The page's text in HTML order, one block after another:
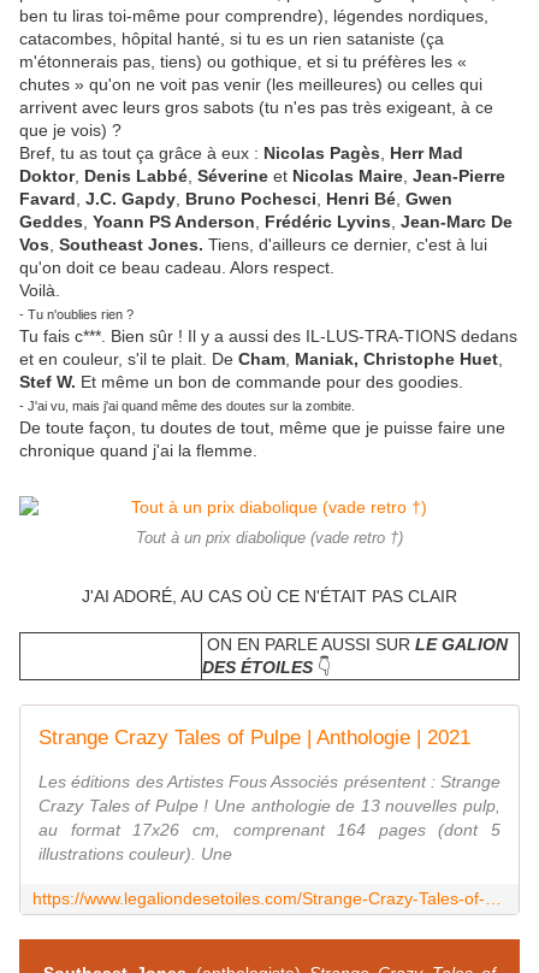
ben tu liras toi-même pour comprendre), légendes nordiques,
catacombes, hôpital hanté, si tu es un rien sataniste (ça
m'étonnerais pas, tiens) ou gothique, et si tu préfères les «
chutes » qu'on ne voit pas venir (les meilleures) ou celles qui
arrivent avec leurs gros sabots (tu n'es pas très exigeant, à ce
que je vois) ?
Bref, tu as tout ça grâce à eux : Nicolas Pagès
Herr Mad
Doktor, Denis Labbé Séverine et Nicolas Maire Jean-Pierre
Favard J.C. Gapdy Bruno Pochesci Henri Bé Gwen
Geddes Yoann PS Anderson Frédéric Lyvins Jean-Marc De
Vos Southeast Jones. Tiens, d'ailleurs ce dernier, c'est à lui
qu'on doit ce beau cadeau. Alors respect.
Voilà.
- Tu n'oublies rien ?
Tu fais c***. Bien sûr ! Il y a aussi des IL-LUS-TRA-TIONS dedans
et en couleur, s'il te plait. De Cham Maniak, Christophe Huet
Stef W. Et même un bon de commande pour des goodies.
- J'ai vu, mais j'ai quand même des doutes sur la zombite.
De toute façon, tu doutes de tout, même que je puisse faire une
chronique quand j'ai la flemme.
Tout à un prix diabolique (vade retro †)
J'AI ADORÉ, AU CAS OÙ CE N'ÉTAIT PAS CLAIR
ON EN PARLE AUSSI SUR LE GALION
DES ÉTOILES 👇
Strange Crazy Tales of Pulpe | Anthologie | 2021
Les éditions des Artistes Fous Associés présentent : Strange
Crazy Tales of Pulpe ! Une anthologie de 13 nouvelles pulp,
au format 17x26 cm, comprenant 164 pages (dont 5
illustrations couleur). Une